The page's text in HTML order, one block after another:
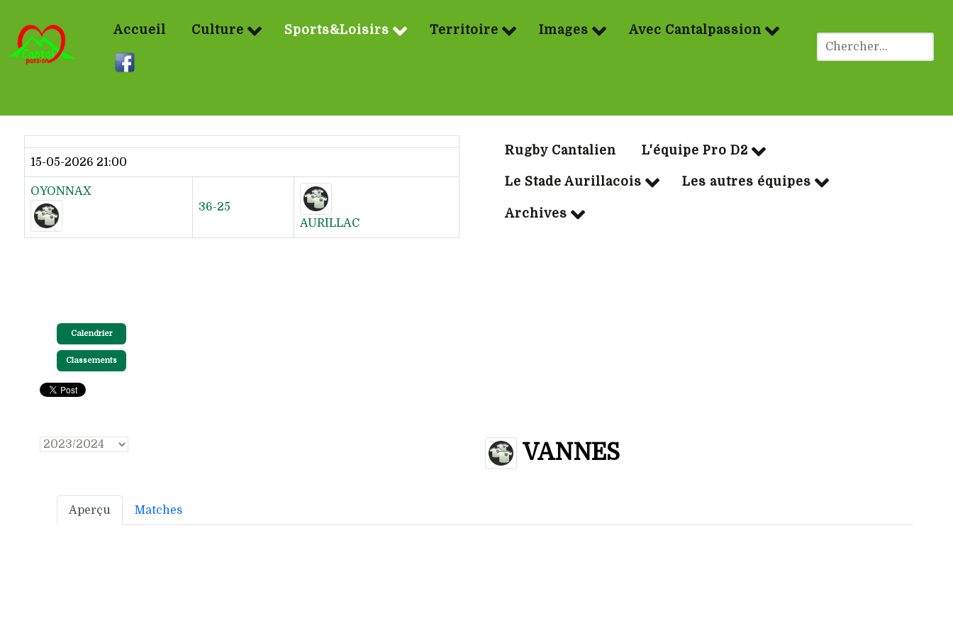
Accueil Culture Sports&Loisirs Territoire Images Avec Cantalpassion
15-05-2026 21:00
OYONNAX
36-25
AURILLAC
Rugby Cantalien L'équipe Pro D2
Le Stade Aurillacois Les autres équipes
Archives
Calendrier
Classements
VANNES
Aperçu Matches